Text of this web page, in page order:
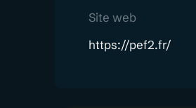
Site web
https://pef2.fr/